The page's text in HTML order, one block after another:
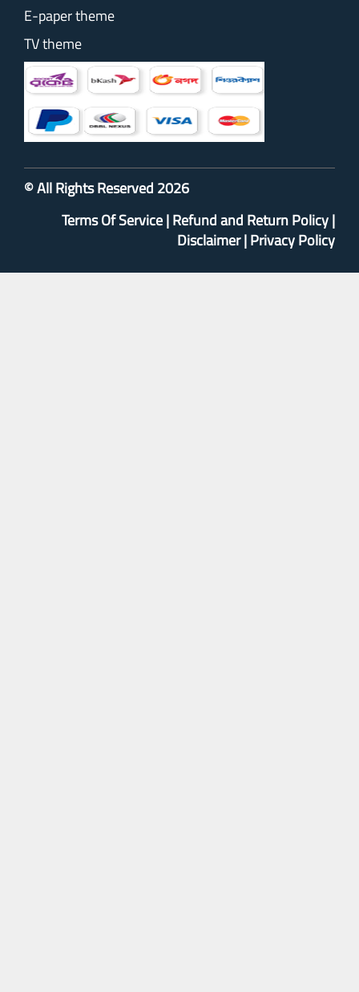
E-paper theme
TV theme
© All Rights Reserved 2026
Terms Of Service|Refund and Return Policy|
Disclaimer|Privacy Policy